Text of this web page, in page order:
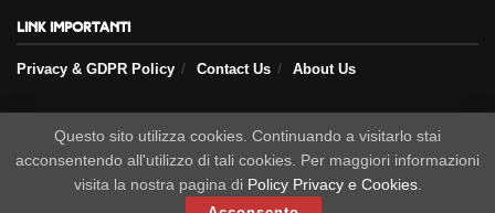
Link importanti
Privacy & GDPR Policy Contact Us About Us
Seguici sui nostri social
Questo sito utilizza cookies. Continuando a visitarlo stai
acconsentendo all'utilizzo di tali cookies. Per maggiori informazioni
visita la nostra pagina di Policy Privacy e Cookies.